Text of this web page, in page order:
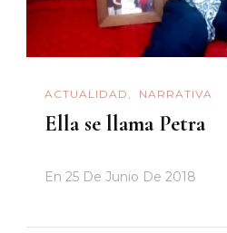
ACTUALIDAD NARRATIVA
Ella se llama Petra
En 25 De Junio De 2018